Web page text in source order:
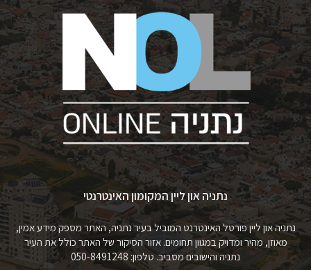
נתניה און ליין המקומון האינטרנטי
נתניה און ליין פורטל האינטרנט המוביל בעיר נתניה, האתר מספק מידע אמין,
מאוזן, מהיר ומדויק במגוון תחומים. אזור הסיקור של האתר כולל את העיר
נתניה והישובים מסביב. טלפון: 050-8491248